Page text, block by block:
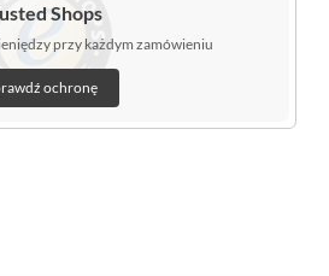
Shops
przy każdym zamówieniu
ochronę